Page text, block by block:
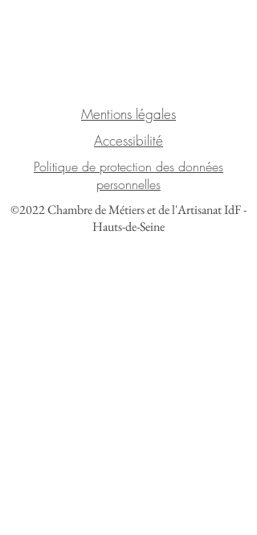
Mentions légales
Accessibilité
Politique de protection des données
personnelles
©2022 Chambre de Métiers et de l'Artisanat IdF -
Hauts-de-Seine